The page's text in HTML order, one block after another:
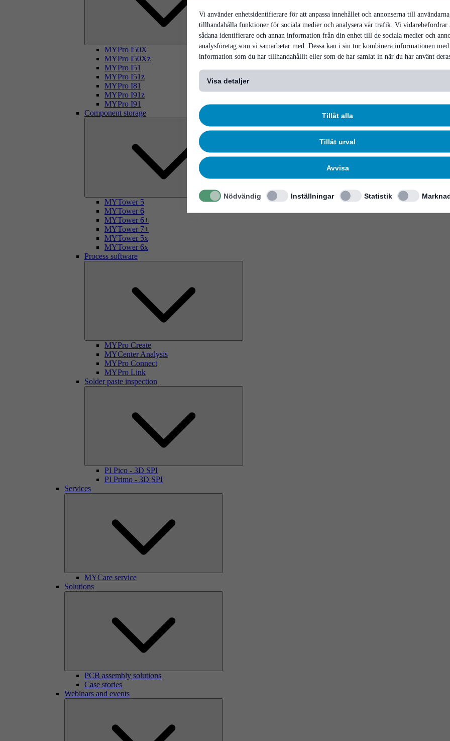
Vi använder enhetsidentifierare för att anpassa innehållet och annonserna till användarna,
tillhandahålla funktioner för sociala medier och analysera vår trafik. Vi vidarebefordrar
sådana identifierare och annan information från din enhet till de sociala medier och
analysföretag som vi samarbetar med. Dessa kan i sin tur kombinera informationen med
information som du har tillhandahållit eller som de har samlat in när du har använt
Visa detaljer
Tillåt alla
Tillåt urval
Avvisa
Nödvändig Inställningar Statistik
MYPro I50X
MYPro I50Xz
MYPro I51
MYPro I51z
MYPro I81
MYPro I91z
MYPro I91
Component storage
MYTower 5
MYTower 6
MYTower 6+
MYTower 7+
MYTower 5x
MYTower 6x
Process software
MYPro Create
MYCenter Analysis
MYPro Connect
MYPro Link
Solder paste inspection
PI Pico - 3D SPI
PI Primo - 3D SPI
Services
MYCare service
Solutions
PCB assembly solutions
Case stories
Webinars and events